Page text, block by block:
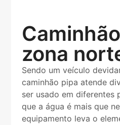
zona
Sendo um veículo
caminhão pipa atende
ser usado em diferentes
que a água é mais que
equipamento leva o